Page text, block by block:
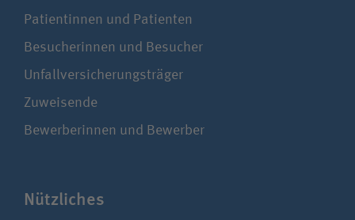
Patientinnen und Patienten
Besucherinnen und Besucher
Unfallversicherungsträger
Zuweisende
Bewerberinnen und Bewerber
Nützliches